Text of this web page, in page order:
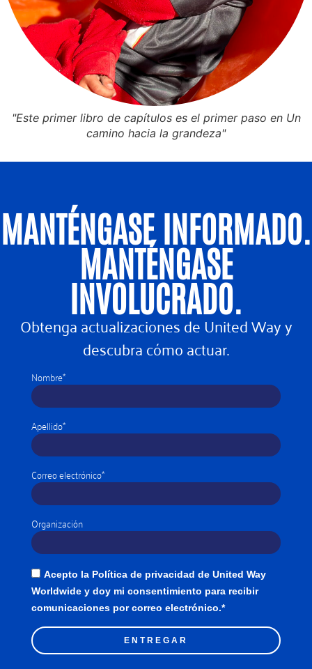
"Este primer libro de capítulos es el primer paso en Un
camino hacia la grandeza"
MANTÉNGASE INFORMADO.
MANTÉNGASE
INVOLUCRADO.
Obtenga actualizaciones de United Way y
descubra cómo actuar.
Nombre*
Apellido*
Correo electrónico*
Organización
Acepto la Política de privacidad de United Way
Worldwide y doy mi consentimiento para recibir
comunicaciones por correo electrónico.*
ENTREGAR